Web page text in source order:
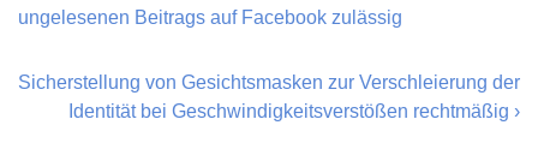
ungelesenen Beitrags auf Facebook zulässig
Sicherstellung von Gesichtsmasken zur Verschleierung der
Identität bei Geschwindigkeitsverstößen rechtmäßig ›